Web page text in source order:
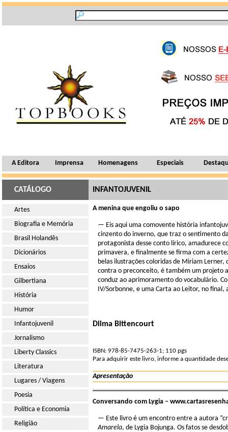
A Editora Imprensa Homenagens Especiais
CATÁLOGO INFANTOJUVENIL
Artes
Biografia e Memória
Brasil Holandês
Dicionários
Ensaios
Gilbertiana
História
Humor
Infantojuvenil
Jornalismo
Liberty Classics
Literatura
Lugares / Viagens
Poesia
Política e Economia
Religião
A menina que engoliu o sapo
— Eis aqui uma comovente história
cinzento do inverno, que traz o sentimento
protagonista desse conto lírico, amadurece
primavera, e finalmente se firma com a
belas ilustrações coloridas de Miriam
contra o preconceito, é também um projeto
conduz ao aprimoramento do vocabulário.
IV/Sorbonne, e uma Carta ao Leitor, no final,
Dilma Bittencourt
ISBN: 978-85-7475-263-1; 110 pgs
Para adquirir este livro, informe a quantidade
Apresentação
Conversando com Lygia –
— Este livro é um encontro entre a autora
Amarela, de Lygia Bojunga. Os fatos se